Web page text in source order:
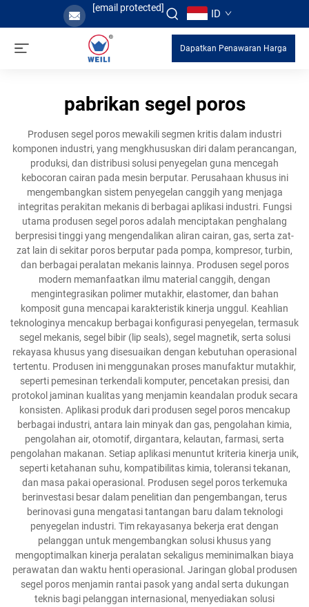
[email protected] ID
Dapatkan Penawaran Harga
pabrikan segel poros
Produsen segel poros mewakili segmen kritis dalam industri
komponen industri, yang mengkhususkan diri dalam perancangan,
produksi, dan distribusi solusi penyegelan guna mencegah
kebocoran cairan pada mesin berputar. Perusahaan khusus ini
mengembangkan sistem penyegelan canggih yang menjaga
integritas perakitan mekanis di berbagai aplikasi industri. Fungsi
utama produsen segel poros adalah menciptakan penghalang
berpresisi tinggi yang mengendalikan aliran cairan, gas, serta zat-
zat lain di sekitar poros berputar pada pompa, kompresor, turbin,
dan berbagai peralatan mekanis lainnya. Produsen segel poros
modern memanfaatkan ilmu material canggih, dengan
mengintegrasikan polimer mutakhir, elastomer, dan bahan
komposit guna mencapai karakteristik kinerja unggul. Keahlian
teknologinya mencakup berbagai konfigurasi penyegelan, termasuk
segel mekanis, segel bibir (lip seals), segel magnetik, serta solusi
rekayasa khusus yang disesuaikan dengan kebutuhan operasional
tertentu. Produsen ini menggunakan proses manufaktur mutakhir,
seperti pemesinan terkendali komputer, pencetakan presisi, dan
protokol jaminan kualitas yang menjamin keandalan produk secara
konsisten. Aplikasi produk dari produsen segel poros mencakup
berbagai industri, antara lain minyak dan gas, pengolahan kimia,
pengolahan air, otomotif, dirgantara, kelautan, farmasi, serta
pengolahan makanan. Setiap aplikasi menuntut kriteria kinerja unik,
seperti ketahanan suhu, kompatibilitas kimia, toleransi tekanan,
dan masa pakai operasional. Produsen segel poros terkemuka
berinvestasi besar dalam penelitian dan pengembangan, terus
berinovasi guna mengatasi tantangan baru dalam teknologi
penyegelan industri. Tim rekayasanya bekerja erat dengan
pelanggan untuk mengembangkan solusi khusus yang
mengoptimalkan kinerja peralatan sekaligus meminimalkan biaya
perawatan dan waktu henti operasional. Jaringan global produsen
segel poros menjamin rantai pasok yang andal serta dukungan
teknis bagi pelanggan internasional, menyediakan solusi